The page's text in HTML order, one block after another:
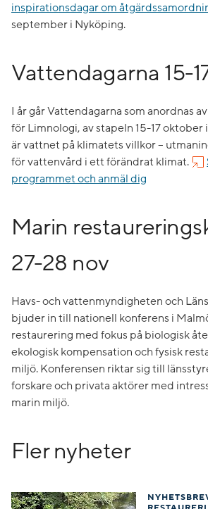
inspirationsdagar om
september i Nyköping.
Vattendagarna 15-
I år går Vattendagarna som anordnas
för Limnologi, av stapeln 15-17 oktober
är vattnet på klimatets villkor –
för vattenvård i ett förändrat klimat.
programmet och anmäl dig
Marin
27-28 nov
Havs- och vattenmyndigheten och
bjuder in till nationell konferens i
restaurering med fokus på biologisk
ekologisk kompensation och fysisk
miljö. Konferensen riktar sig till
forskare och privata aktörer med
marin miljö.
Fler nyheter